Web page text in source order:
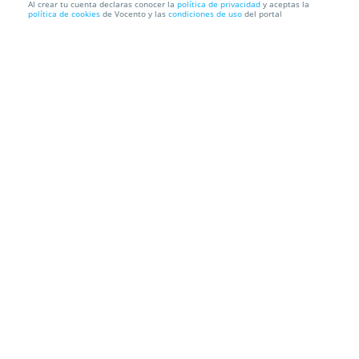
PACK FORMATIVO: Curso online monitor de
Al crear tu cuenta declaras conocer la política de privacidad y aceptas la
política de cookies de Vocento y las condiciones de uso del portal